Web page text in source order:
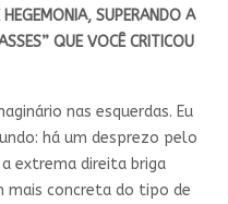
SUPERANDO A
QUE VOCÊ CRITICOU
nas esquerdas. Eu
há um desprezo pelo
extrema direita briga
mais concreta do tipo de